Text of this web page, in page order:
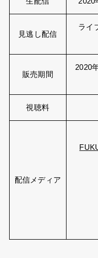
見逃し配信
ライ
販売期間
2020
視聴料
配信メディア